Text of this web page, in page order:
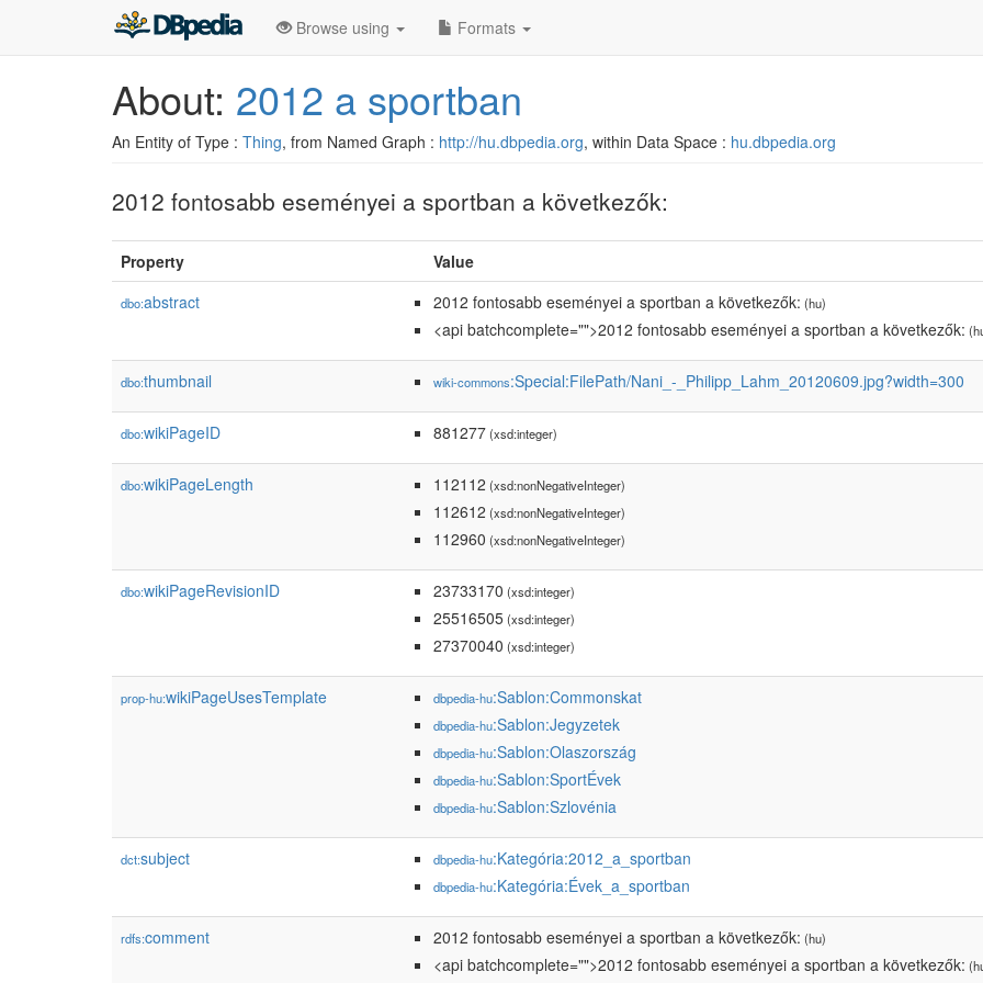
Browse using Formats
About: 2012 a sportban
An Entity of Type : Thing, from Named Graph : http://hu.dbpedia.org, within Data Space : hu.dbpedia.org
2012 fontosabb eseményei a sportban a következők:
Property Value
dbo:abstract 2012 fontosabb eseményei a sportban a következők: (hu)
<api batchcomplete="">2012 fontosabb eseményei a sportban a következők:
dbo:thumbnail wiki-commons:Special:FilePath/Nani_-_Philipp_Lahm_20120609.jpg?width=300
dbo:wikiPageID 881277(xsd:integer)
dbo:wikiPageLength 112112 (xsd:nonNegativeInteger)
112612 (xsd:nonNegativeInteger)
112960 (xsd:nonNegativeInteger)
dbo:wikiPageRevisionID 23733170 (xsd:integer)
25516505(xsd:integer)
27370040 (xsd:integer)
prop-hu:wikiPageUsesTemplate dbpedia-hu:Sablon:Commonskat
dbpedia-hu:Sablon:Jegyzetek
dbpedia-hu:Sablon:Olaszország
dbpedia-hu:Sablon:SportÉvek
dbpedia-hu:Sablon:Szlovénia
dct:subject dbpedia-hu:Kategória:2012_a_sportban
dbpedia-hu:Kategória:Évek_a_sportban
rdfs:comment 2012 fontosabb eseményei a sportban a következők: (hu)
<api batchcomplete="">2012 fontosabb eseményei a sportban a következők: